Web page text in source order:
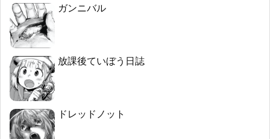
ガンニバル
放課後ていぼう日誌
ドレッドノット